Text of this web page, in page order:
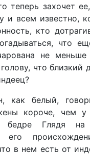
теперь захочет
и всем известно,
кто
что
не
что близкий
как белый,
короче, чем у
бедре Глядя на
его
в нем есть от